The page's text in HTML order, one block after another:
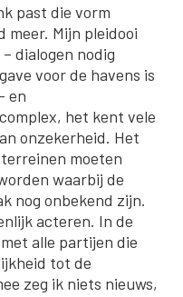
past die vorm
meer. Mijn pleidooi
dialogen nodig
voor de havens is
en
het kent vele
onzekerheid. Het
moeten
waarbij de
nog onbekend zijn.
acteren. In de
alle partijen die
tot de
zeg ik niets nieuws,